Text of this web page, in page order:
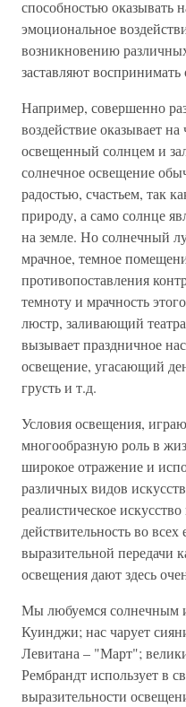
способностью оказывать
эмоциональное
возникновению
заставляют
Например, совершенно
воздействие оказывает
освещенный солнцем и
солнечное освещение
радостью, счастьем, так
природу, а само солнце
на земле. Но солнечный
мрачное, темное
противопоставления
темноту и мрачность
люстр, заливающий
вызывает праздничное
освещение, угасающий
грусть и т.д.
Условия освещения,
многообразную роль в
широкое отражение и
различных видов
реалистическое
действительность во
выразительной передачи
освещения дают здесь
Мы любуемся солнечным
Куинджи; нас чарует
Левитана – "Март";
Рембрандт использует в
выразительности